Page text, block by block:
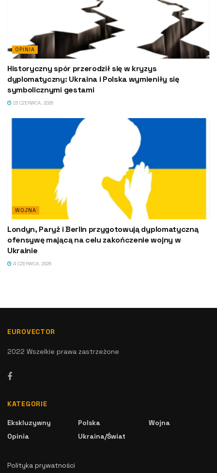
OPINIA
Historyczny spór przerodził się w kryzys
dyplomatyczny: Ukraina i Polska wymieniły się
symbolicznymi gestami
23 CZERWCA, 2026
WOJNA
Londyn, Paryż i Berlin przygotowują dyplomatyczną
ofensywę mającą na celu zakończenie wojny w
Ukrainie
4 CZERWCA, 2026
EUROVECTOR
2022 Wszelkie prawa zastrzeżone
KATEGORIE
Ekskluzywny
Opinia
Polska
Ukraina/Świat
Wojna
Polityka prywatności